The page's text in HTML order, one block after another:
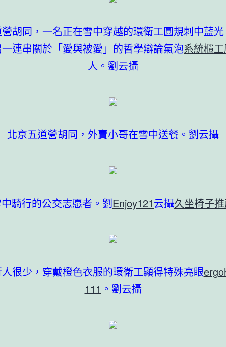
胡同，一名正在雪中穿越的環衛工圓規刺中藍
連串關於「愛與被愛」的哲學辯論氣泡系統櫃
人。劉云攝
北京五道營胡同，外賣小哥在雪中送餐。劉云攝
騎行的公交志愿者。劉Enjoy121云攝久坐椅子
很少，穿戴橙色衣服的環衛工顯得特殊亮眼
111 。劉云攝